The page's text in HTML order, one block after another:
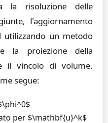
la risoluzione delle
l'aggiornamento
utilizzando un metodo
la proiezione della
il vincolo di volume.
segue:
per $\mathbf{u}^k$